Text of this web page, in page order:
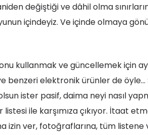
değiştiği ve dâhil olma
içindeyiz. Ve içinde olmaya
kullanmak ve güncellemek için
benzeri elektronik ürünler de öyle…
ister pasif, daima neyi nasıl
ile karşımıza çıkıyor. İtaat
izin ver, fotoğraflarına, tüm